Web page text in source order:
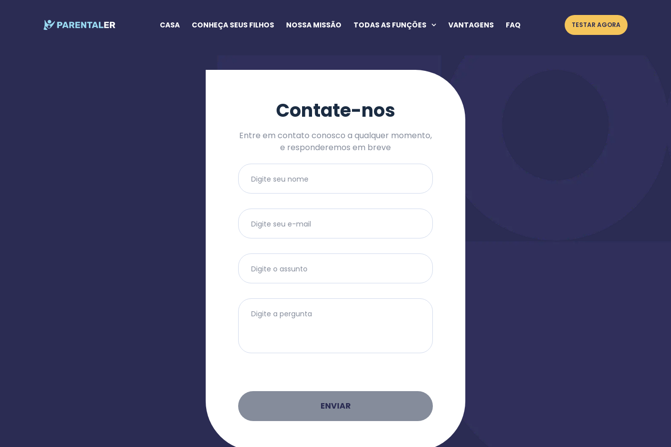
CASA CONHEÇA SEUS FILHOS NOSSA MISSÃO TODAS AS FUNÇÕES VANTAGENS FAQ TESTAR AGORA
Contate-nos
Entre em contato conosco a qualquer momento,
e responderemos em breve
Digite seu nome
Digite seu e-mail
Digite o assunto
Digite a pergunta
ENVIAR